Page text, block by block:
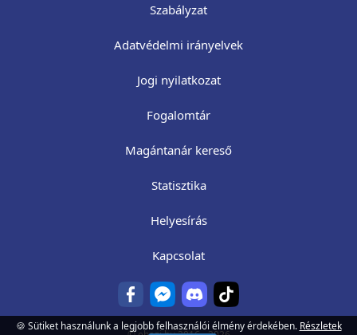
Szabályzat
Adatvédelmi irányelvek
Jogi nyilatkozat
Fogalomtár
Magántanár kereső
Statisztika
Helyesírás
Kapcsolat
🍪 Sütiket használunk a legjobb felhasználói élmény érdekében. Részletek